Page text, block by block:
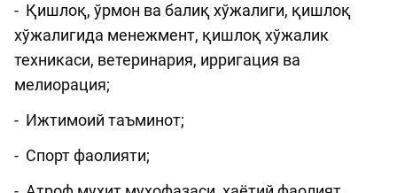
- Қишлоқ, ўрмон ва балиқ хўжалиги, қишлоқ
хўжалигида менежмент, қишлоқ хўжалик
техникаси, ветеринария, ирригация ва
мелиорация;
- Ижтимоий таъминот;
- Спорт фаолияти;